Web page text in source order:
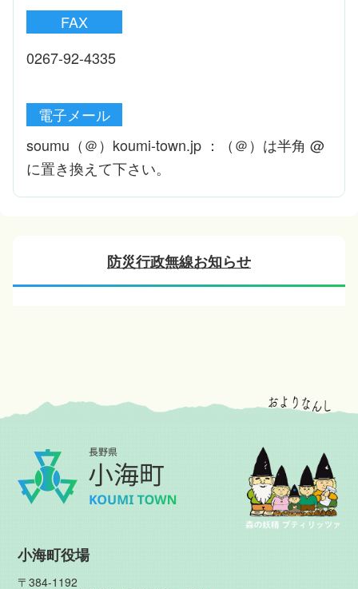
FAX
0267-92-4335
電子メール
soumu（＠）koumi-town.jp ：（＠）は半角 @
に置き換えて下さい。
防災行政無線お知らせ
小海町役場
〒384-1192